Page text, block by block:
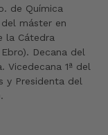
de Química
máster en
la Cátedra
Decana del
Vicedecana 1ª del
y Presidenta del